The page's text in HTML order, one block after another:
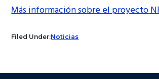
Más información sobre el proyecto
Filed Under:Noticias